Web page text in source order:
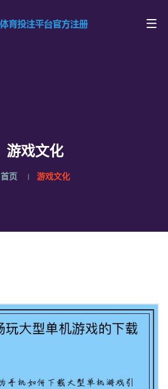
游戏文化
首页 游戏文化